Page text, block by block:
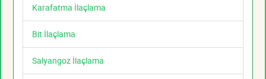
Karafatma İlaçlama
Bit İlaçlama
Salyangoz İlaçlama